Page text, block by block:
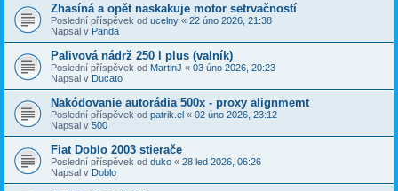
Zhasíná a opět naskakuje motor setrvačností
Poslední příspěvek od ucelny « 22 úno 2026, 21:38
Napsal v Panda
Palivová nádrž 250 l plus (valník)
Poslední příspěvek od MartinJ « 03 úno 2026, 20:23
Napsal v Ducato
Nakódovanie autorádia 500x - proxy alignmemt
Poslední příspěvek od patrik.el « 02 úno 2026, 23:12
Napsal v 500
Fiat Doblo 2003 stierače
Poslední příspěvek od duko « 28 led 2026, 06:26
Napsal v Doblo